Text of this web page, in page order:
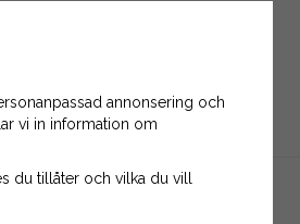
annonsering och
vi in information om
du tillåter och vilka du vill